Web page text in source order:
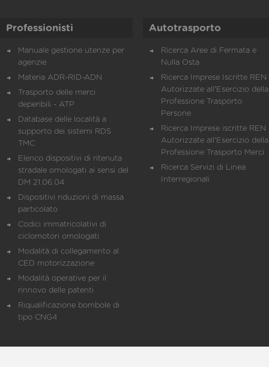
Professionisti
Manuale gestione utenze per
agenzie
Materia ADR-RID-ADN
Trasporto delle merci
deperibili - ATP
Database delle località a
supporto dei sistemi RDS
TMC
Elenco dispositivi di ritenuta
stradale omologati ai sensi del
DM 21.06.04
Dispositivi riduzioni di massa
particolato
Codici immatricolativi di
ciclomotori omologati
Modalità di collegamento al
CED motorizzazione
Modalità operative per il
rinnovo delle patenti
Riqualificazione bombole di
tipo CNG4
Autotrasporto
Ricerca Aree di Fermata e
Nulla Osta
Ricerca Imprese Iscritte REN
Autorizzate all'Esercizio della
Professione Trasporto
Persone
Ricerca Imprese iscritte REN
Autorizzate all'Esercizio della
Professione Trasporto Merci
Ricerca Servizi di Linea
Interregionali